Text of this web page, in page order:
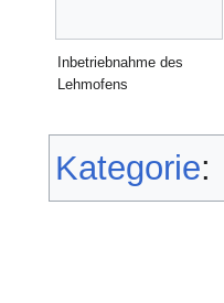
Inbetriebnahme des
Lehmofens
Kategorie: